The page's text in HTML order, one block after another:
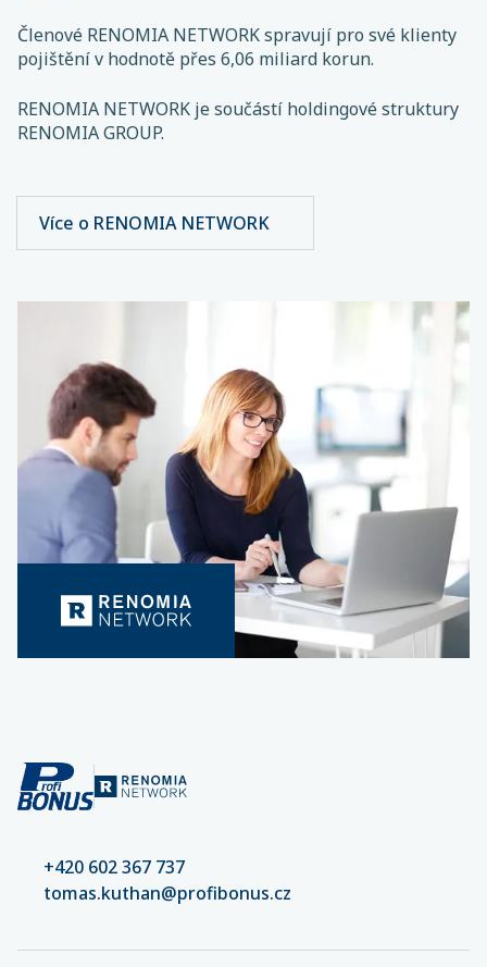
Členové RENOMIA NETWORK spravují pro své klienty
pojištění v hodnotě přes 6,06 miliard korun.
RENOMIA NETWORK je součástí holdingové struktury
RENOMIA GROUP.
Více o RENOMIA NETWORK
+420 602 367 737
tomas.kuthan@profibonus.cz